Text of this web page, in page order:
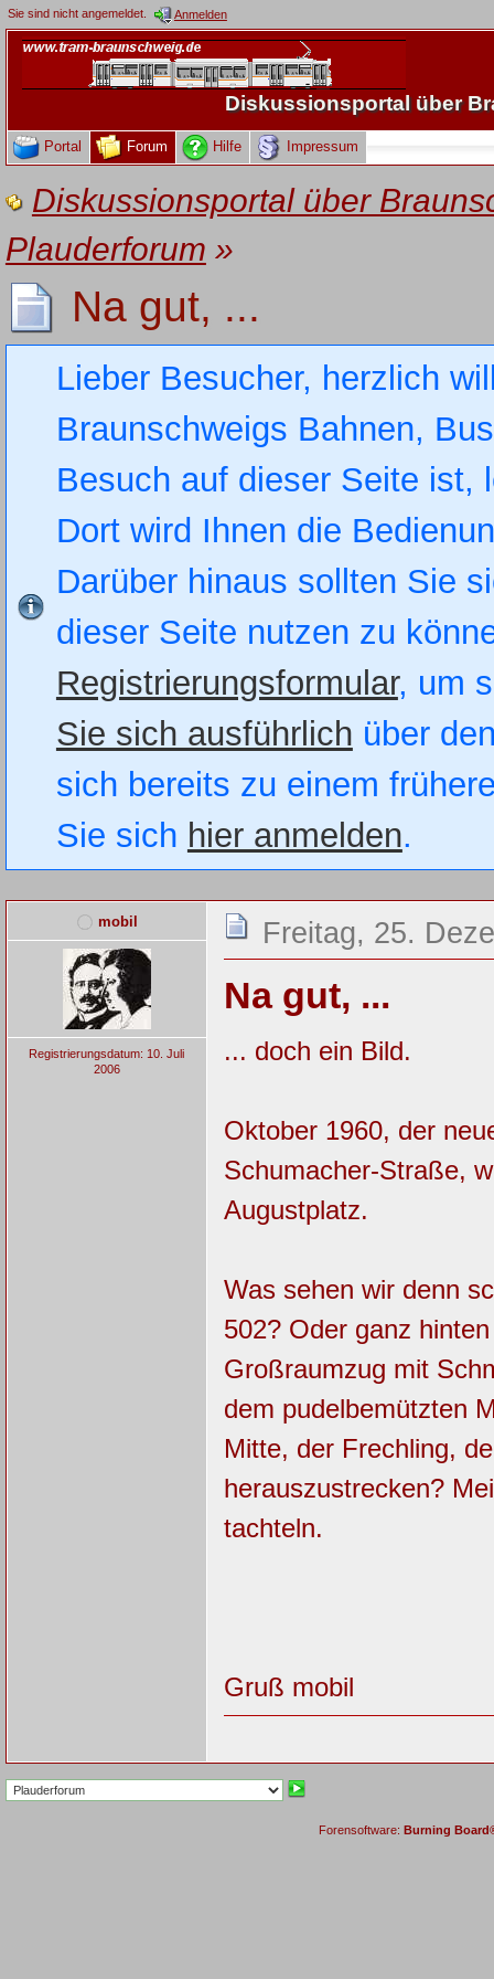
Sie sind nicht angemeldet. Anmelden
Diskussionsportal über
Portal Forum Hilfe Impressum
Diskussionsportal über
Plauderforum »
Na gut, ...
Lieber Besucher, herzlich
Braunschweigs Bahnen,
Besuch auf dieser Seite
Dort wird Ihnen die
Darüber hinaus sollten Sie
dieser Seite nutzen zu
Registrierungsformular, um
Sie sich ausführlich über
sich bereits zu einem
Sie sich hier anmelden.
mobil
Registrierungsdatum: 10. Juli
2006
Freitag, 25.
Na gut, ...
... doch ein Bild.
Oktober 1960, der
Schumacher-Straße,
Augustplatz.
Was sehen wir denn
502? Oder ganz
Großraumzug mit
dem pudelbemützten
Mitte, der Frechling,
herauszustrecken?
tachteln.
Gruß mobil
Forensoftware: Burning